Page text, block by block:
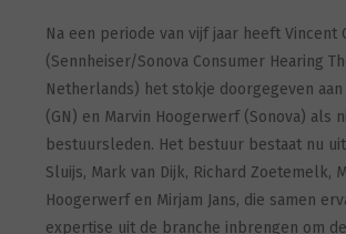
Na een periode van vijf jaar heeft Vincent
(Sennheiser/Sonova Consumer Hearing
Netherlands) het stokje doorgegeven aan
(GN) en Marvin Hoogerwerf (Sonova) als
bestuursleden. Het bestuur bestaat nu
Sluijs, Mark van Dijk, Richard Zoetemelk,
Hoogerwerf en Mirjam Jans, die samen
expertise uit de branche inbrengen om